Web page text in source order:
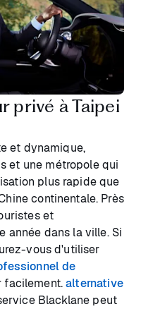
privé à Taipei
et dynamique,
et une métropole qui
plus rapide que
continentale. Près
et
année dans la ville. Si
vous d'utiliser
de
facilement.alternative
Blacklane peut